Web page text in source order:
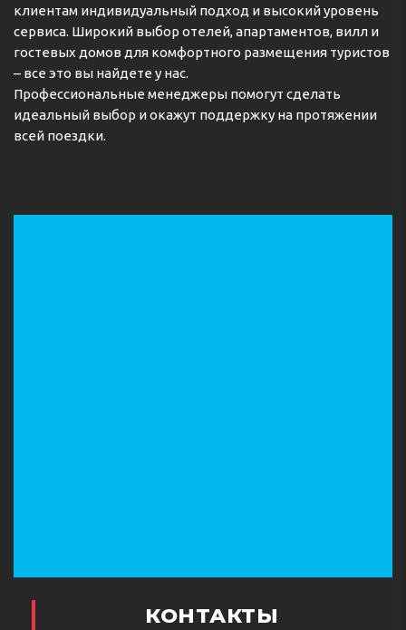
клиентам индивидуальный подход и высокий уровень
сервиса. Широкий выбор отелей, апартаментов, вилл и
гостевых домов для комфортного размещения туристов
– все это вы найдете у нас.
Профессиональные менеджеры помогут сделать
идеальный выбор и окажут поддержку на протяжении
всей поездки.
КОНТАКТЫ